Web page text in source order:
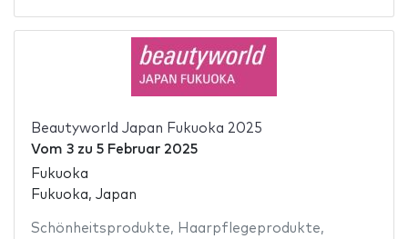
Beautyworld Japan Fukuoka 2025
Vom 3zu 5 Februar 2025
Fukuoka
Fukuoka, Japan
Schönheitsprodukte, Haarpflegeprodukte,